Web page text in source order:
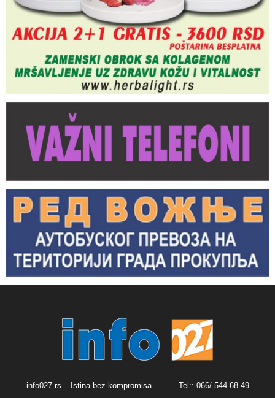
info027.rs – Istina bez kompromisa - - - - - Tel:: 066/ 544 68 49